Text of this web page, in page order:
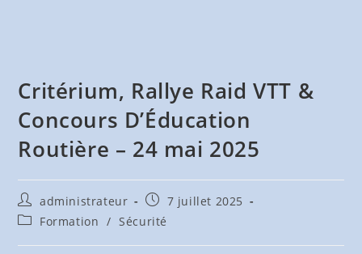
Critérium, Rallye Raid VTT &
Concours D’Éducation
Routière – 24 mai 2025
Auteur/autrice
de
la
publication :
administrateur
Publication
publiée :
7 juillet 2025
PostFormation / Sécurité